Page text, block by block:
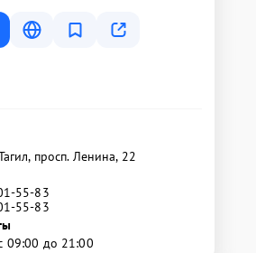
просп. Ленина, 22
55-83
55-83
09:00 до 21:00